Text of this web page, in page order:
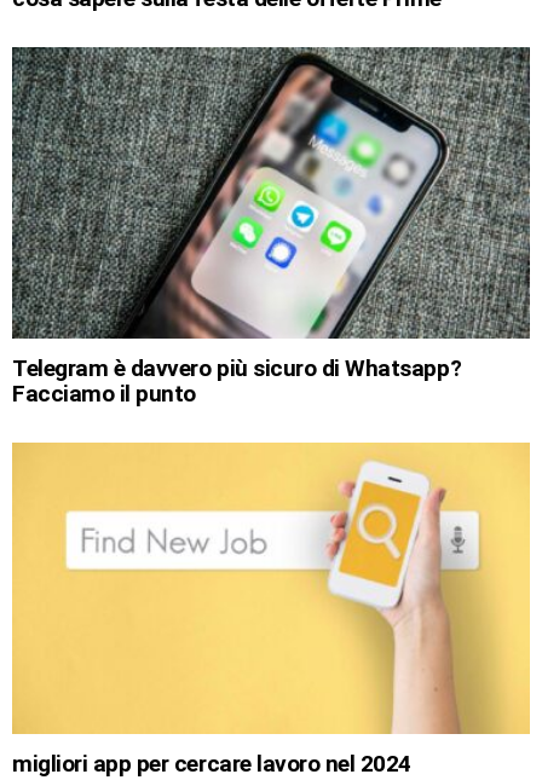
Telegram è davvero più sicuro di Whatsapp?
Facciamo il punto
migliori app per cercare lavoro nel 2024